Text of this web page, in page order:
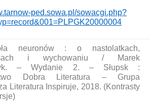
ped.sowa.pl/sowacgi.php?
neuronów : o nastolatkach,
i wychowaniu / Marek
– Wydanie 2. – Słupsk :
Dobra Literatura – Grupa
Literatura Inspiruje, 2018. (Kontrasty